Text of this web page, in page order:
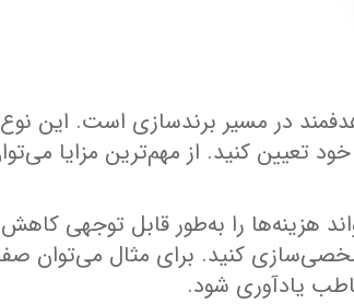
در مسیر برندسازی است. این نوع
کنید. از مهم‌ترین مزایا
هزینه‌ها را به‌طور قابل توجهی کاهش
کنید. برای مثال می‌توان
یادآوری شود.